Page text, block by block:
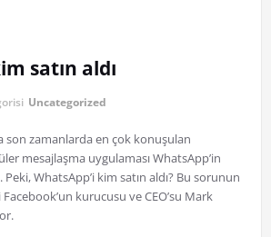
satın aldı
Uncategorized
son zamanlarda en çok konuşulan
mesajlaşma uygulaması WhatsApp’in
Peki, WhatsApp’i kim satın aldı? Bu sorunun
kurucusu ve CEO’su Mark